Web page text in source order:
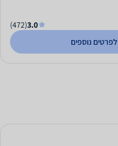
3.0
(472)
לפרטים נוספים